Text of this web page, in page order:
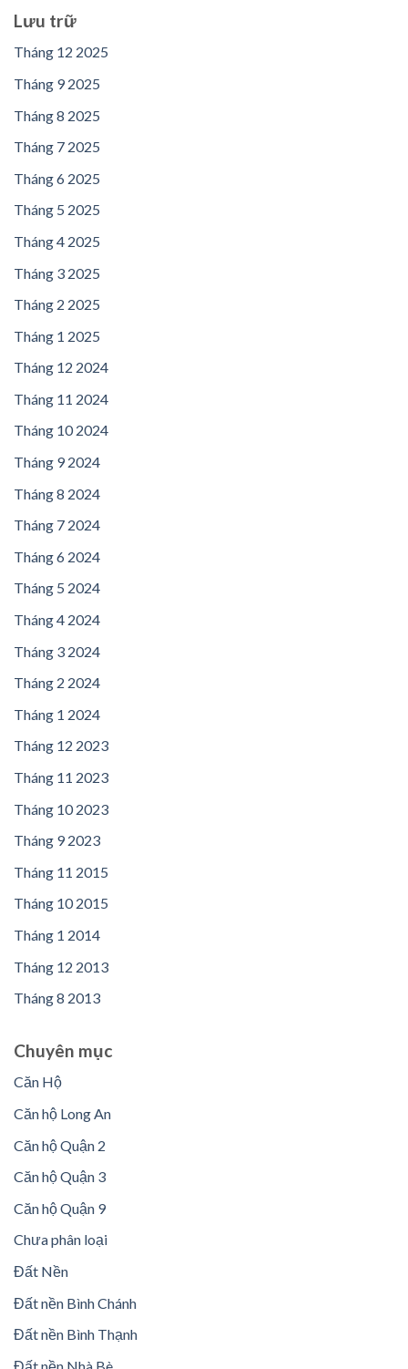
Lưu trữ
Tháng 12 2025
Tháng 9 2025
Tháng 8 2025
Tháng 7 2025
Tháng 6 2025
Tháng 5 2025
Tháng 4 2025
Tháng 3 2025
Tháng 2 2025
Tháng 1 2025
Tháng 12 2024
Tháng 11 2024
Tháng 10 2024
Tháng 9 2024
Tháng 8 2024
Tháng 7 2024
Tháng 6 2024
Tháng 5 2024
Tháng 4 2024
Tháng 3 2024
Tháng 2 2024
Tháng 1 2024
Tháng 12 2023
Tháng 11 2023
Tháng 10 2023
Tháng 9 2023
Tháng 11 2015
Tháng 10 2015
Tháng 1 2014
Tháng 12 2013
Tháng 8 2013
Chuyên mục
Căn Hộ
Căn hộ Long An
Căn hộ Quận 2
Căn hộ Quận 3
Căn hộ Quận 9
Chưa phân loại
Đất Nền
Đất nền Bình Chánh
Đất nền Bình Thạnh
Đất nền Nhà Bè